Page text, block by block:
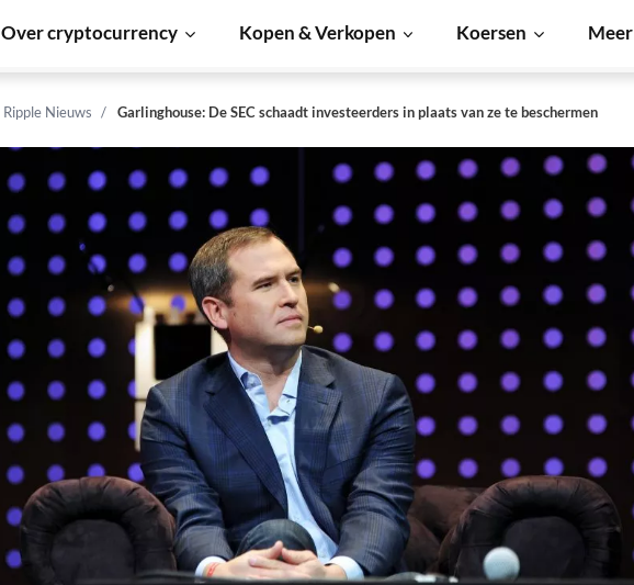
Over cryptocurrency Kopen & Verkopen Koersen Meer
Ripple Nieuws Garlinghouse: De SEC schaadt investeerders in plaats van ze te beschermen